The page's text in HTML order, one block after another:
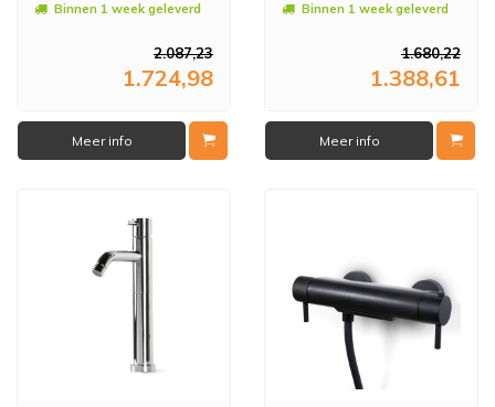
Losse Stopkranen,
Binnen 1 week geleverd
2.087,23
1.724,98
Meer info
met Handdouche Chroom
Binnen 1 week geleverd
1.680,22
1.388,61
Meer info